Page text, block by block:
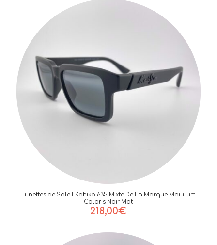
Lunettes de Soleil Kahiko 635 Mixte De La Marque Maui Jim
Coloris Noir Mat
218,00€